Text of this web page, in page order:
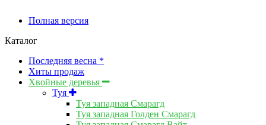
Полная версия
Каталог
Последняя весна *
Хиты продаж
Хвойные деревья
Туя
Туя западная Смарагд
Туя западная Голден Смарагд